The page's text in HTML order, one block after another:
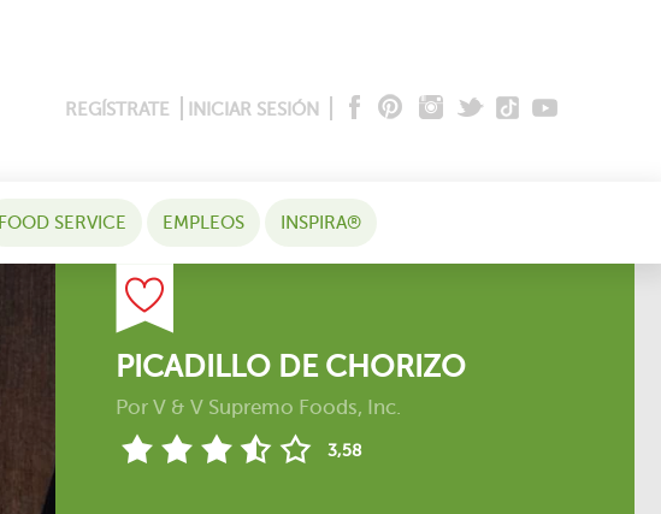
REGÍSTRATE INICIAR SESIÓN
FOOD SERVICE EMPLEOS INSPIRA®
PICADILLO DE CHORIZO
Por V & V Supremo Foods, Inc.
3,58